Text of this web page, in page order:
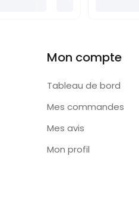
Mon compte
Tableau de bord
Mes commandes
Mes avis
Mon profil